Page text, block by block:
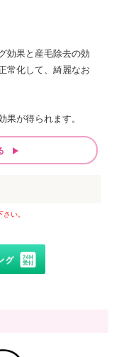
い。
効果と産毛除去の効
常化して、綺麗なお
果が得られます。